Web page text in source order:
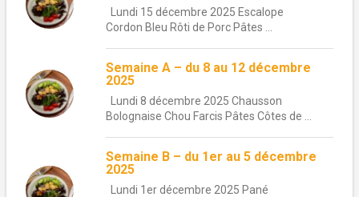
Lundi 15 décembre 2025 Escalope
Cordon Bleu Rôti de Porc Pâtes ...
Semaine A – du 8 au 12 décembre
2025
Lundi 8 décembre 2025 Chausson
Bolognaise Chou Farcis Pâtes Côtes de ...
Semaine B – du 1er au 5 décembre
2025
Lundi 1er décembre 2025 Pané